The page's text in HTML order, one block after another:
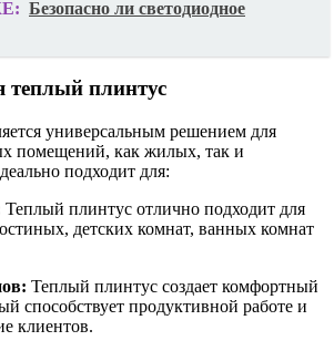
Безопасно ли светодиодное
теплый плинтус
универсальным решением для
помещений, как жилых, так и
подходит для:
Теплый плинтус отлично подходит для
детских комнат, ванных комнат
Теплый плинтус создает комфортный
способствует продуктивной работе и
клиентов.